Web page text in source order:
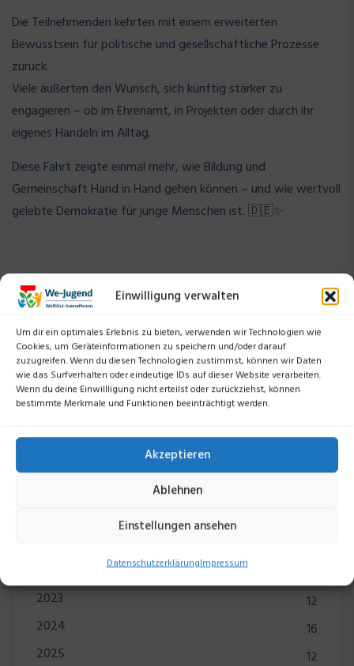
Einwilligung verwalten
Um dir ein optimales Erlebnis zu bieten, verwenden wir Technologien wie
Cookies, um Geräteinformationen zu speichern und/oder darauf
zuzugreifen. Wenn du diesen Technologien zustimmst, können wir Daten
wie das Surfverhalten oder eindeutige IDs auf dieser Website verarbeiten.
Wenn du deine Einwillligung nicht erteilst oder zurückziehst, können
bestimmte Merkmale und Funktionen beeinträchtigt werden.
Akzeptieren
Ablehnen
Einstellungen ansehen
DatenschutzerklärungImpressum
Die Teilnehmenden kehrten mit einem erweiterten
Bewusstsein für politische und gesellschaftliche Prozesse
zurück.
Viele äußerten den Wunsch, sich künftig stärker zu
engagieren – ob im Ehrenamt, in Projekten oder durch ihr
eigenes Handeln im Alltag.
Diese Fahrt zeigte einmal mehr, wie Bildung und
Gemeinschaft Hand in Hand gehen können – und wie wertvoll
gelebte Demokratie für junge Menschen ist. 🇩🇪✨
Suchen
2023
12
2024
16
2025
12